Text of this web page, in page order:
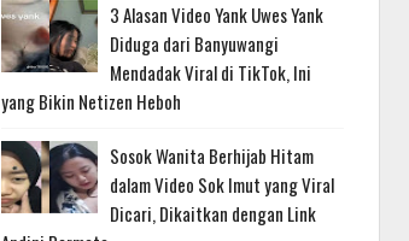
3 Alasan Video Yank Uwes Yank
Diduga dari Banyuwangi
Mendadak Viral di TikTok, Ini
yang Bikin Netizen Heboh
Sosok Wanita Berhijab Hitam
dalam Video Sok Imut yang Viral
Dicari, Dikaitkan dengan Link